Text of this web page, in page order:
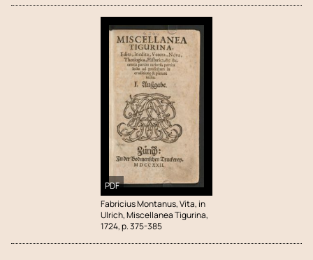
PDF
Fabricius Montanus, Vita, in
Ulrich, Miscellanea Tigurina,
1724, p. 375-385